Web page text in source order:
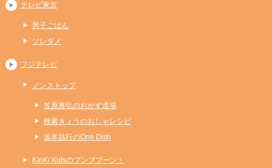
テレビ東京
男子ごはん
ソレダメ
フジテレビ
ノンストップ
笠原将弘のおかず道場
検索きょうのおしゃレシピ
坂本昌行のOne Dish
KinKi Kidsのブンブブーン！